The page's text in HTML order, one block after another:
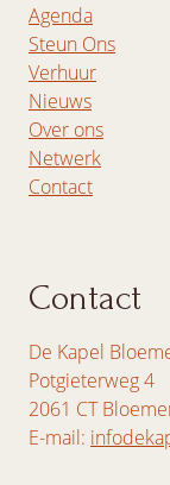
Agenda
Steun Ons
Verhuur
Nieuws
Over ons
Netwerk
Contact
Contact
De Kapel
Potgieterweg 4
2061 CT
E-mail: